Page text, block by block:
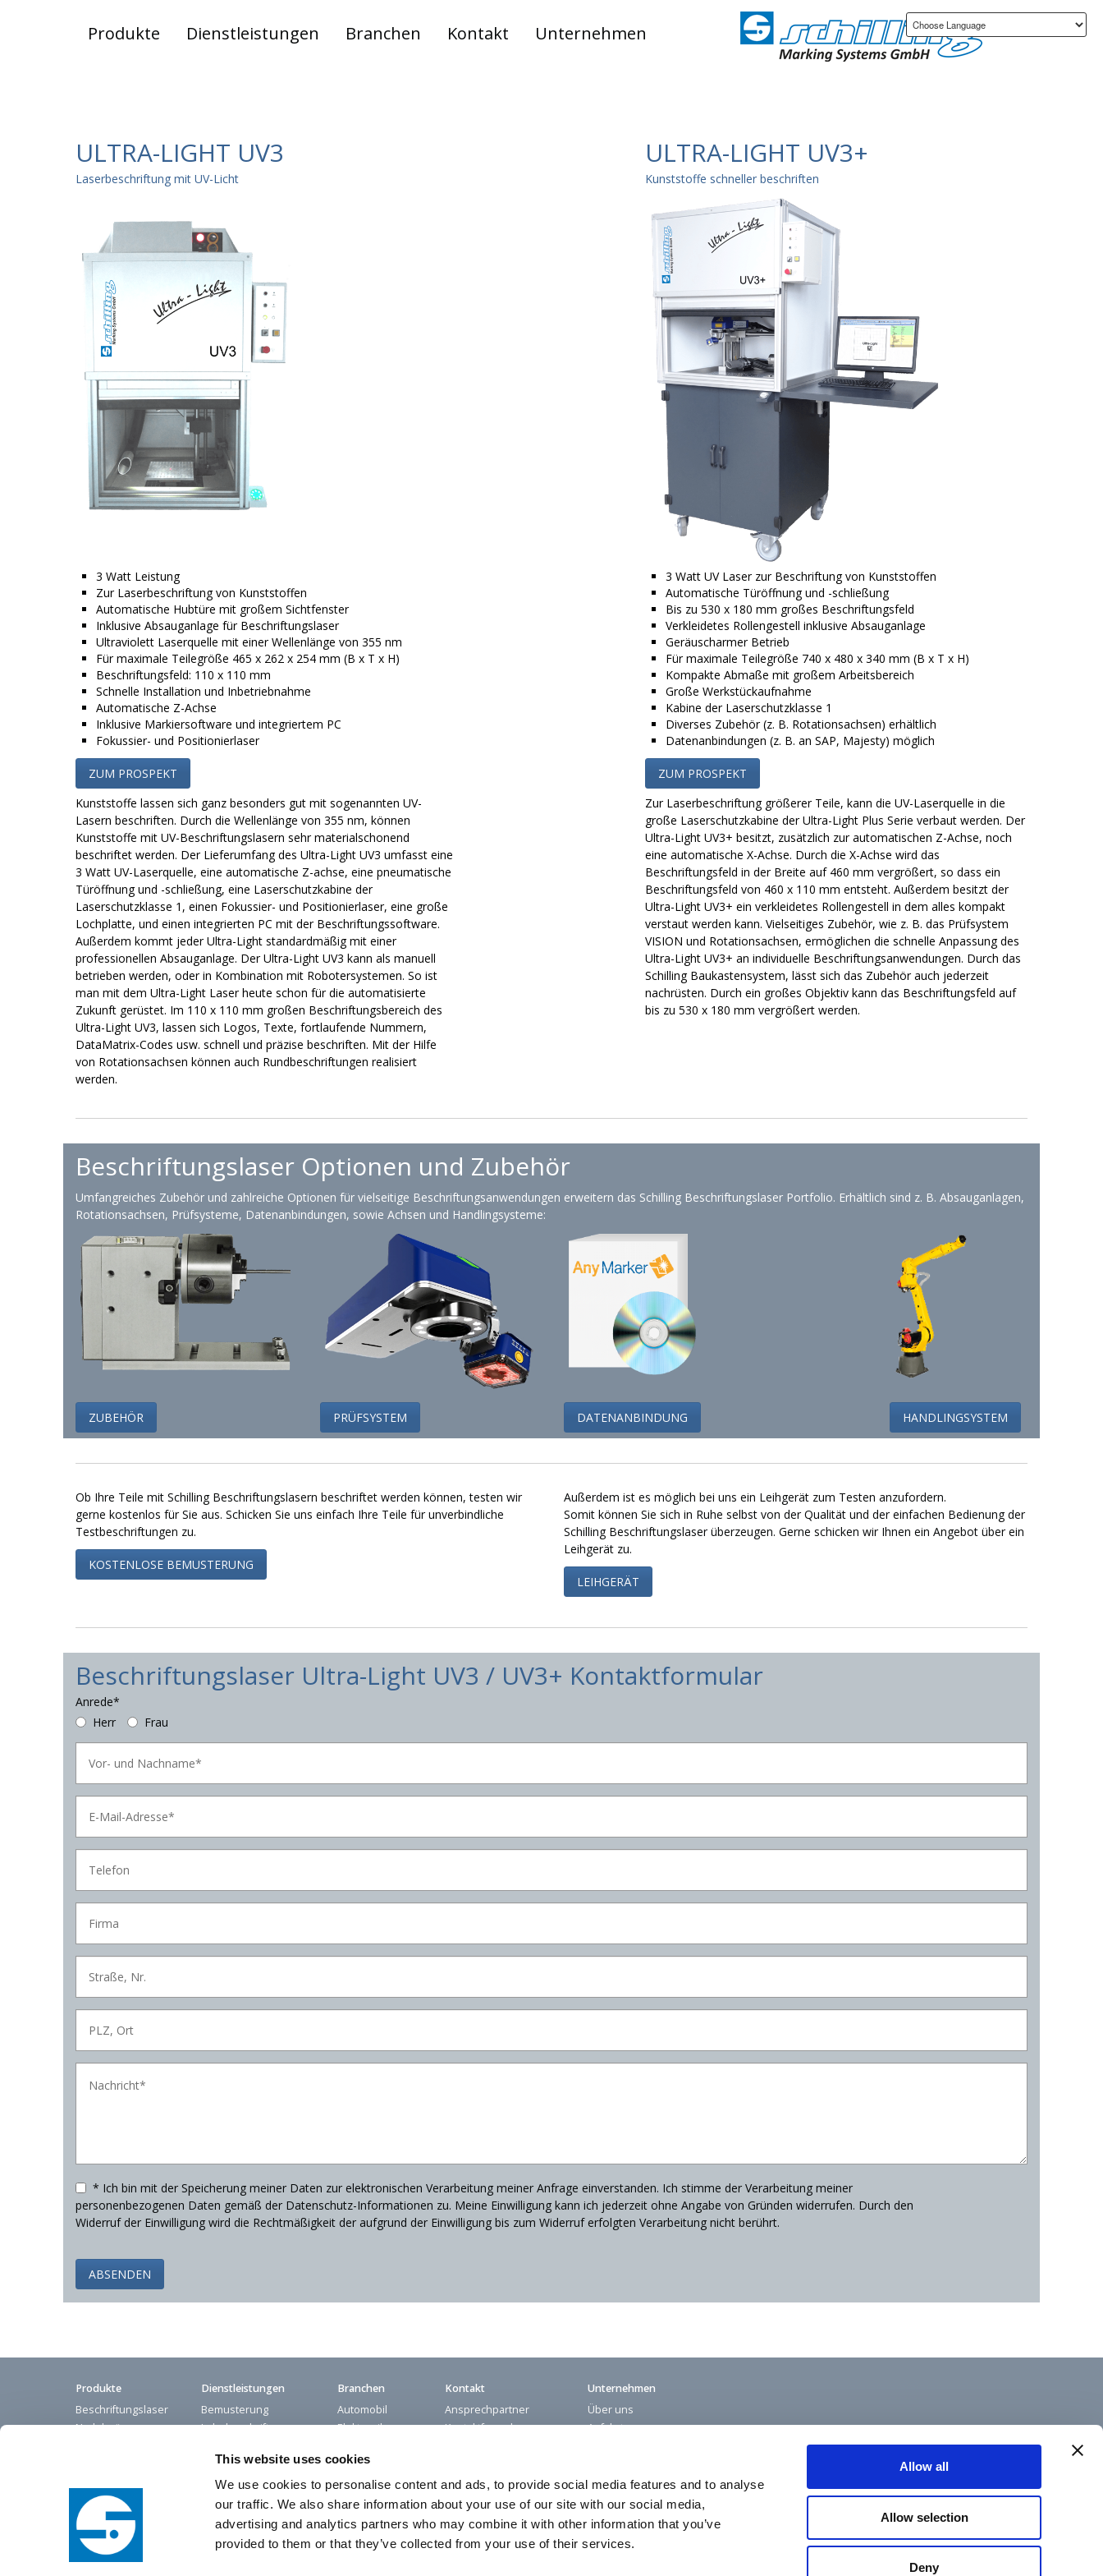
This website uses cookies
We use cookies to personalise content and ads, to provide social media features and to analyse
our traffic. We also share information about your use of our site with our social media,
advertising and analytics partners who may combine it with other information that you’ve
provided to them or that they’ve collected from your use of their services.
Allow all
Allow selection
Deny
Produkte Dienstleistungen Branchen Kontakt Unternehmen
ULTRA-LIGHT UV3
Laserbeschriftung mit UV-Licht
ULTRA-LIGHT UV3+
Kunststoffe schneller beschriften
3 Watt Leistung
Zur Laserbeschriftung von Kunststoffen
Automatische Hubtüre mit großem Sichtfenster
Inklusive Absauganlage für Beschriftungslaser
Ultraviolett Laserquelle mit einer Wellenlänge von 355 nm
Für maximale Teilegröße 465 x 262 x 254 mm (B x T x H)
Beschriftungsfeld: 110 x 110 mm
Schnelle Installation und Inbetriebnahme
Automatische Z-Achse
Inklusive Markiersoftware und integriertem PC
Fokussier- und Positionierlaser
ZUM PROSPEKT
3 Watt UV Laser zur Beschriftung von Kunststoffen
Automatische Türöffnung und -schließung
Bis zu 530 x 180 mm großes Beschriftungsfeld
Verkleidetes Rollengestell inklusive Absauganlage
Geräuscharmer Betrieb
Für maximale Teilegröße 740 x 480 x 340 mm (B x T x H)
Kompakte Abmaße mit großem Arbeitsbereich
Große Werkstückaufnahme
Kabine der Laserschutzklasse 1
Diverses Zubehör (z. B. Rotationsachsen) erhältlich
Datenanbindungen (z. B. an SAP, Majesty) möglich
ZUM PROSPEKT
Kunststoffe lassen sich ganz besonders gut mit sogenannten UV-
Lasern beschriften. Durch die Wellenlänge von 355 nm, können
Kunststoffe mit UV-Beschriftungslasern sehr materialschonend
beschriftet werden. Der Lieferumfang des Ultra-Light UV3 umfasst eine
3 Watt UV-Laserquelle, eine automatische Z-achse, eine pneumatische
Türöffnung und -schließung, eine Laserschutzkabine der
Laserschutzklasse 1, einen Fokussier- und Positionierlaser, eine große
Lochplatte, und einen integrierten PC mit der Beschriftungssoftware.
Außerdem kommt jeder Ultra-Light standardmäßig mit einer
professionellen Absauganlage. Der Ultra-Light UV3 kann als manuell
betrieben werden, oder in Kombination mit Robotersystemen. So ist
man mit dem Ultra-Light Laser heute schon für die automatisierte
Zukunft gerüstet. Im 110 x 110 mm großen Beschriftungsbereich des
Ultra-Light UV3, lassen sich Logos, Texte, fortlaufende Nummern,
DataMatrix-Codes usw. schnell und präzise beschriften. Mit der Hilfe
von Rotationsachsen können auch Rundbeschriftungen realisiert
werden.
Zur Laserbeschriftung größerer Teile, kann die UV-Laserquelle in die
große Laserschutzkabine der Ultra-Light Plus Serie verbaut werden. Der
Ultra-Light UV3+ besitzt, zusätzlich zur automatischen Z-Achse, noch
eine automatische X-Achse. Durch die X-Achse wird das
Beschriftungsfeld in der Breite auf 460 mm vergrößert, so dass ein
Beschriftungsfeld von 460 x 110 mm entsteht. Außerdem besitzt der
Ultra-Light UV3+ ein verkleidetes Rollengestell in dem alles kompakt
verstaut werden kann. Vielseitiges Zubehör, wie z. B. das Prüfsystem
VISION und Rotationsachsen, ermöglichen die schnelle Anpassung des
Ultra-Light UV3+ an individuelle Beschriftungsanwendungen. Durch das
Schilling Baukastensystem, lässt sich das Zubehör auch jederzeit
nachrüsten. Durch ein großes Objektiv kann das Beschriftungsfeld auf
bis zu 530 x 180 mm vergrößert werden.
Beschriftungslaser Optionen und Zubehör
Umfangreiches Zubehör und zahlreiche Optionen für vielseitige Beschriftungsanwendungen erweitern das Schilling Beschriftungslaser Portfolio. Erhältlich sind z. B. Absauganlagen,
Rotationsachsen, Prüfsysteme, Datenanbindungen, sowie Achsen und Handlingsysteme:
ZUBEHÖR PRÜFSYSTEM DATENANBINDUNG HANDLINGSYSTEM
Ob Ihre Teile mit Schilling Beschriftungslasern beschriftet werden können, testen wir
gerne kostenlos für Sie aus. Schicken Sie uns einfach Ihre Teile für unverbindliche
Testbeschriftungen zu.
KOSTENLOSE BEMUSTERUNG
Außerdem ist es möglich bei uns ein Leihgerät zum Testen anzufordern.
Somit können Sie sich in Ruhe selbst von der Qualität und der einfachen Bedienung der
Schilling Beschriftungslaser überzeugen. Gerne schicken wir Ihnen ein Angebot über ein
Leihgerät zu.
LEIHGERÄT
Beschriftungslaser Ultra-Light UV3 / UV3+ Kontaktformular
Anrede*
Herr
Frau
* Ich bin mit der Speicherung meiner Daten zur elektronischen Verarbeitung meiner Anfrage einverstanden. Ich stimme der Verarbeitung meiner
personenbezogenen Daten gemäß der Datenschutz-Informationen zu. Meine Einwilligung kann ich jederzeit ohne Angabe von Gründen widerrufen. Durch den
Widerruf der Einwilligung wird die Rechtmäßigkeit der aufgrund der Einwilligung bis zum Widerruf erfolgten Verarbeitung nicht berührt.
Produkte
Beschriftungslaser
Nadelpräger
Dienstleistungen
Bemusterung
Lohnbeschriftung
Technischer Support
Branchen
Automobil
Elektronik
Maschinenbau
Medizintechnik
Kontakt
Ansprechpartner
Kontaktformular
Unternehmen
Über uns
Anfahrt
Referenzen
Startseite